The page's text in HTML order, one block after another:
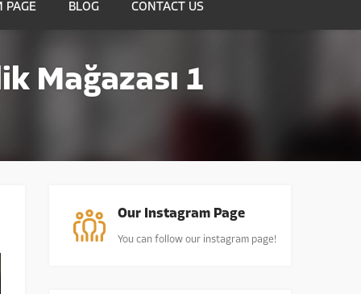
PAGE BLOG CONTACT US
Mağazası 1
Our Instagram Page
You can follow our instagram page!